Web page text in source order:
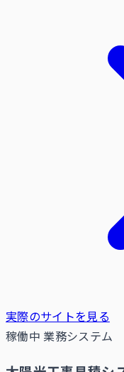
実際のサイトを見る
稼働中 業務システム